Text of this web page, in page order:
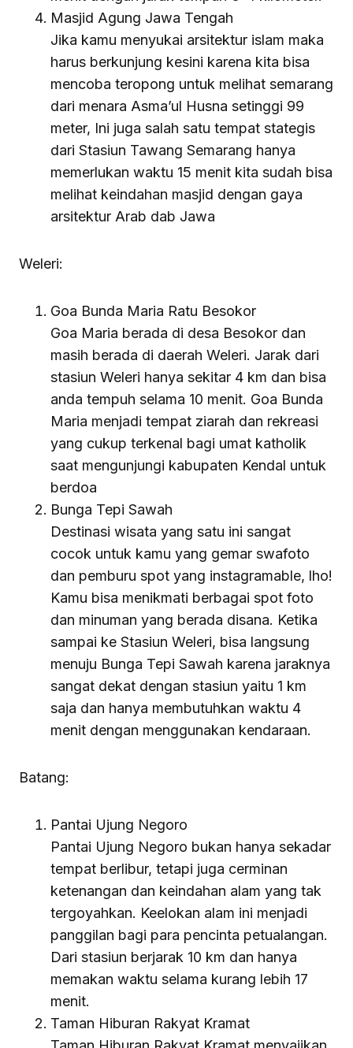
Masjid Agung Jawa Tengah
Jika kamu menyukai arsitektur islam maka
harus berkunjung kesini karena kita bisa
mencoba teropong untuk melihat semarang
dari menara Asma’ul Husna setinggi 99
meter, Ini juga salah satu tempat stategis
dari Stasiun Tawang Semarang hanya
memerlukan waktu 15 menit kita sudah bisa
melihat keindahan masjid dengan gaya
arsitektur Arab dab Jawa
Weleri:
Goa Bunda Maria Ratu Besokor
Goa Maria berada di desa Besokor dan
masih berada di daerah Weleri. Jarak dari
stasiun Weleri hanya sekitar 4 km dan bisa
anda tempuh selama 10 menit. Goa Bunda
Maria menjadi tempat ziarah dan rekreasi
yang cukup terkenal bagi umat katholik
saat mengunjungi kabupaten Kendal untuk
berdoa
Bunga Tepi Sawah
Destinasi wisata yang satu ini sangat
cocok untuk kamu yang gemar swafoto
dan pemburu spot yang instagramable, lho!
Kamu bisa menikmati berbagai spot foto
dan minuman yang berada disana. Ketika
sampai ke Stasiun Weleri, bisa langsung
menuju Bunga Tepi Sawah karena jaraknya
sangat dekat dengan stasiun yaitu 1 km
saja dan hanya membutuhkan waktu 4
menit dengan menggunakan kendaraan.
Batang:
Pantai Ujung Negoro
Pantai Ujung Negoro bukan hanya sekadar
tempat berlibur, tetapi juga cerminan
ketenangan dan keindahan alam yang tak
tergoyahkan. Keelokan alam ini menjadi
panggilan bagi para pencinta petualangan.
Dari stasiun berjarak 10 km dan hanya
memakan waktu selama kurang lebih 17
menit.
Taman Hiburan Rakyat Kramat